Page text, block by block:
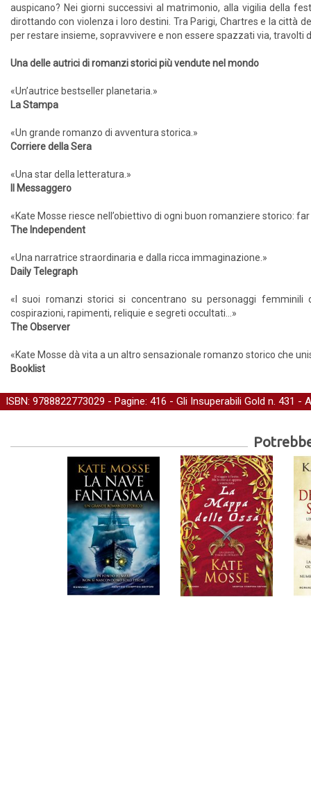
auspicano? Nei giorni successivi al matrimonio, alla vigilia della
dirottando con violenza i loro destini. Tra Parigi, Chartres e la città
per restare insieme, sopravvivere e non essere spazzati via, travolti
Una delle autrici di romanzi storici più vendute nel mondo
«Un’autrice bestseller planetaria.»
La Stampa
«Un grande romanzo di avventura storica.»
Corriere della Sera
«Una star della letteratura.»
Il Messaggero
«Kate Mosse riesce nell’obiettivo di ogni buon romanziere storico:
The Independent
«Una narratrice straordinaria e dalla ricca immaginazione.»
Daily Telegraph
«I suoi romanzi storici si concentrano su personaggi
cospirazioni, rapimenti, reliquie e segreti occultati…»
The Observer
«Kate Mosse dà vita a un altro sensazionale romanzo storico che
Booklist
ISBN: 9788822773029 - Pagine: 416 - Gli Insuperabili Gold n. 431 -